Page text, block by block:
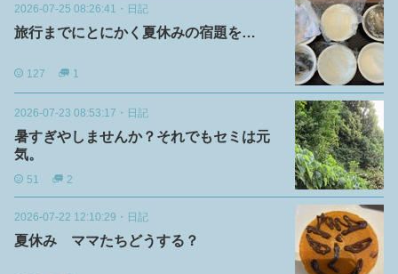
2026-07-25 08:26:41 ・ 日記
旅行までにとにかく夏休みの宿題を…
127 1
2026-07-23 08:53:17 ・ 日記
暑すぎやしませんか？それでもセミは元
気。
51 2
2026-07-22 12:10:29 ・ 日記
夏休み ママたちどうする？